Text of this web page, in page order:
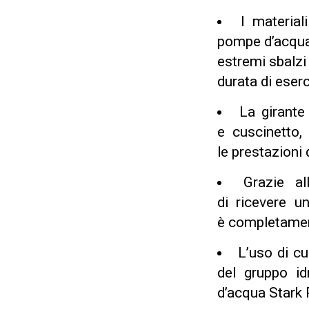
I
pompe
estremi
durata di
La
e
le prestazioni
Grazie
di ricevere
è
L’uso di
del gruppo
d’acqua